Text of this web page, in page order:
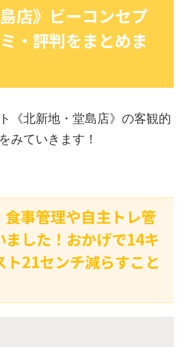
店》ビーコンセプ
・評判をまとめま
《北新地・堂島店》の客観的
みていきます！
事管理や自主トレ管
ました！おかげで14キ
ト21センチ減らすこと